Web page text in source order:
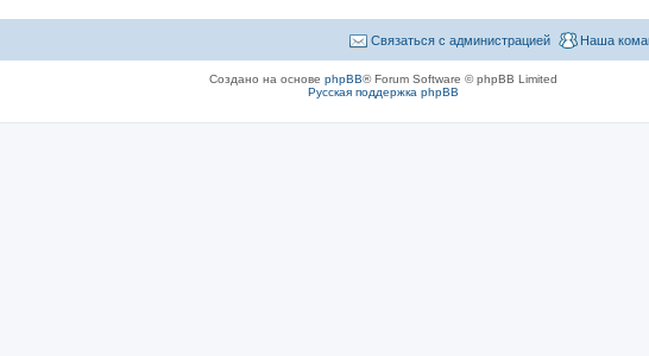
Наша
Связаться с администрацией
Создано на основе phpBB® Forum Software © phpBB Limited
Русская поддержка phpBB